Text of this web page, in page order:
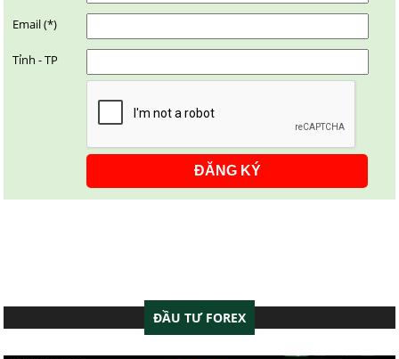
Email (*)
Tỉnh - TP
ĐẦU TƯ FOREX